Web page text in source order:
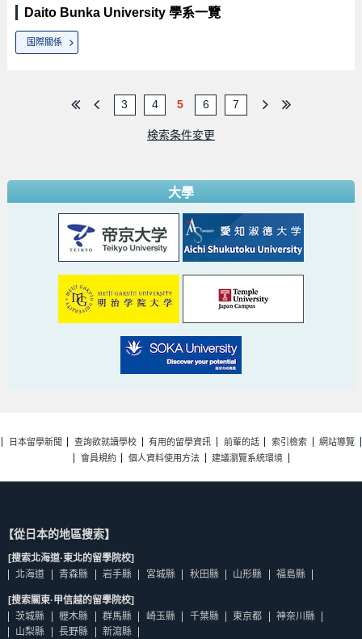
Daito Bunka University 學系一覽
国際關係
3 4 5 6 7
検索条件変更
大學
日本留學新聞 查詢欲就讀學校 有用的留學資訊 前輩的話 索引檢索
網站導覽
會員規約
個人資料使用方法 建議瀏覽系統環境
【從日本的地區搜索】
[搜索北海道·東北的留學院校]
北海道
青森縣 岩手縣 宮城縣 秋田縣 山形縣 福島縣
[搜索關東·甲信越的留學院校]
茨城縣
櫪木縣 群馬縣 崎玉縣 千葉縣 東京都
神奈川縣
山梨縣
長野縣 新瀉縣